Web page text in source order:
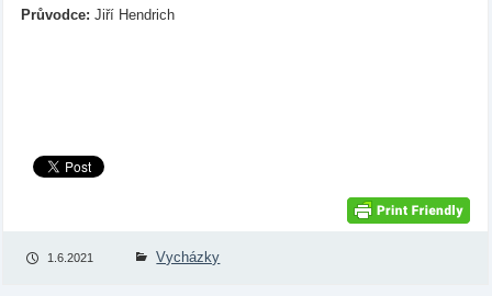
Průvodce: Jiří Hendrich
1.6.2021 Vycházky